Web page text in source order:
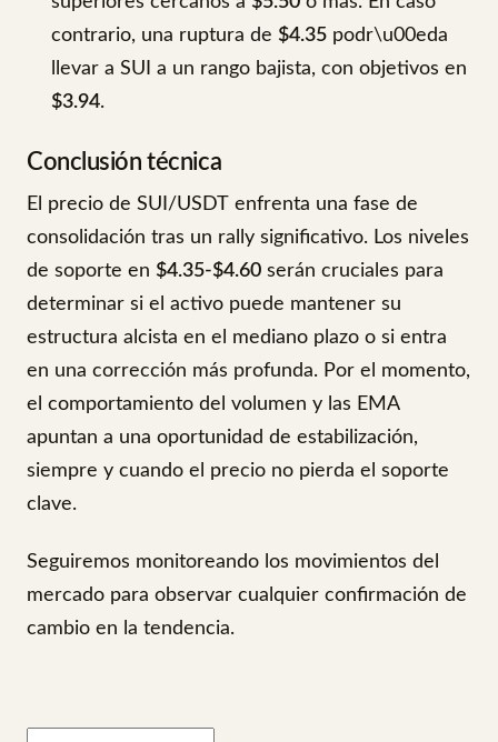
contrario, una ruptura de $4.35 podr\u00eda
llevar a SUI a un rango bajista, con objetivos en
$3.94.
Conclusión técnica
El precio de SUI/USDT enfrenta una fase de
consolidación tras un rally significativo. Los niveles
de soporte en $4.35-$4.60 serán cruciales para
determinar si el activo puede mantener su
estructura alcista en el mediano plazo o si entra
en una corrección más profunda. Por el momento,
el comportamiento del volumen y las EMA
apuntan a una oportunidad de estabilización,
siempre y cuando el precio no pierda el soporte
clave.
Seguiremos monitoreando los movimientos del
mercado para observar cualquier confirmación de
cambio en la tendencia.